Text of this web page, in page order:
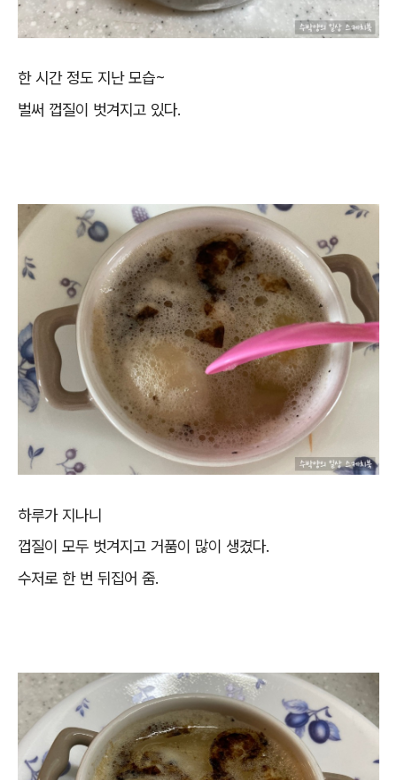
한 시간 정도 지난 모습~
벌써 껍질이 벗겨지고 있다.
하루가 지나니
껍질이 모두 벗겨지고 거품이 많이 생겼다.
수저로 한 번 뒤집어 줌.